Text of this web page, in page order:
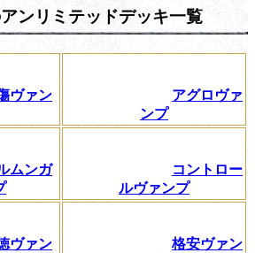
ンリミテッドデッキ一覧
ヴァン
アグロヴァ
ンプ
ムンガ
コントロー
ルヴァンプ
ヴァン
格安ヴァン